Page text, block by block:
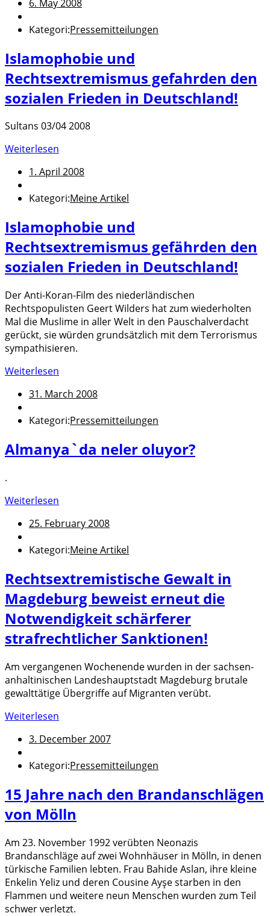
6. May 2008
Kategori:Pressemitteilungen
Islamophobie und
Rechtsextremismus gefahrden den
sozialen Frieden in Deutschland!
Sultans 03/04 2008
Weiterlesen
1. April 2008
Kategori:Meine Artikel
Islamophobie und
Rechtsextremismus gefährden den
sozialen Frieden in Deutschland!
Der Anti-Koran-Film des niederländischen
Rechtspopulisten Geert Wilders hat zum wiederholten
Mal die Muslime in aller Welt in den Pauschalverdacht
gerückt, sie würden grundsätzlich mit dem Terrorismus
sympathisieren.
Weiterlesen
31. March 2008
Kategori:Pressemitteilungen
Almanya`da neler oluyor?
.
Weiterlesen
25. February 2008
Kategori:Meine Artikel
Rechtsextremistische Gewalt in
Magdeburg beweist erneut die
Notwendigkeit schärferer
strafrechtlicher Sanktionen!
Am vergangenen Wochenende wurden in der sachsen-
anhaltinischen Landeshauptstadt Magdeburg brutale
gewalttätige Übergriffe auf Migranten verübt.
Weiterlesen
3. December 2007
Kategori:Pressemitteilungen
15 Jahre nach den Brandanschlägen
von Mölln
Am 23. November 1992 verübten Neonazis
Brandanschläge auf zwei Wohnhäuser in Mölln, in denen
türkische Familien lebten. Frau Bahide Aslan, ihre kleine
Enkelin Yeliz und deren Cousine Ayşe starben in den
Flammen und weitere neun Menschen wurden zum Teil
schwer verletzt.